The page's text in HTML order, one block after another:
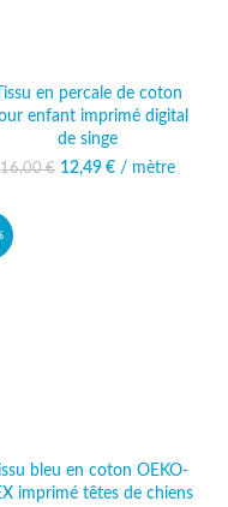
Tissu en percale de coton
enfant imprimé digital
de singe
16,00€
Le prix initial était :
12,49 €
Le prix
/ mètre
bleu en coton OEKO-
imprimé têtes de chiens